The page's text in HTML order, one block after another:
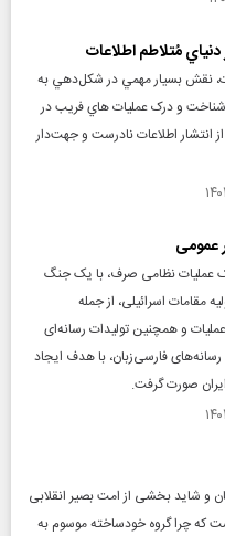
مُتلاطم اطلاعات
نقش بسيار مهمي در شکل‌دهي به
و درک عمليات هاي فريب در
انتشار اطلاعات نادرست و جهت‌دار
عمومی
یک عملیات نظامی صرف، با یک جنگ
مقامات اسرائیلی، از جمله
عملیات و همچنین تولیدات رسانه‌ای
فارسی‌زبان، با هدف ایجاد
صورت گرفت.
و شاید بخشی از امت بصیر انقلابی
که چرا گروه خودساخته موسوم به